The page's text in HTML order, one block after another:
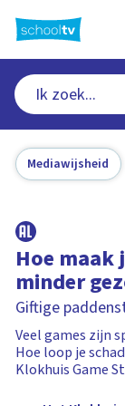
naar
hoofdinhoud
Mediawijsheid
Hoe maak
minder
Giftige
Veel games zijn
Hoe loop je
Klokhuis Game